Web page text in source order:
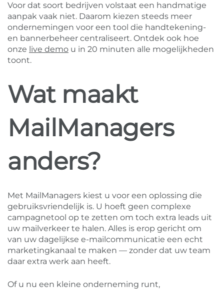
Voor dat soort bedrijven volstaat een handmatige
aanpak vaak niet. Daarom kiezen steeds meer
ondernemingen voor een tool die handtekening-
en bannerbeheer centraliseert. Ontdek ook hoe
onze live demo u in 20 minuten alle mogelijkheden
toont.
Wat maakt
MailManagers
anders?
Met MailManagers kiest u voor een oplossing die
gebruiksvriendelijk is. U hoeft geen complexe
campagnetool op te zetten om toch extra leads uit
uw mailverkeer te halen. Alles is erop gericht om
van uw dagelijkse e-mailcommunicatie een echt
marketingkanaal te maken — zonder dat uw team
daar extra werk aan heeft.
Of u nu een kleine onderneming runt,